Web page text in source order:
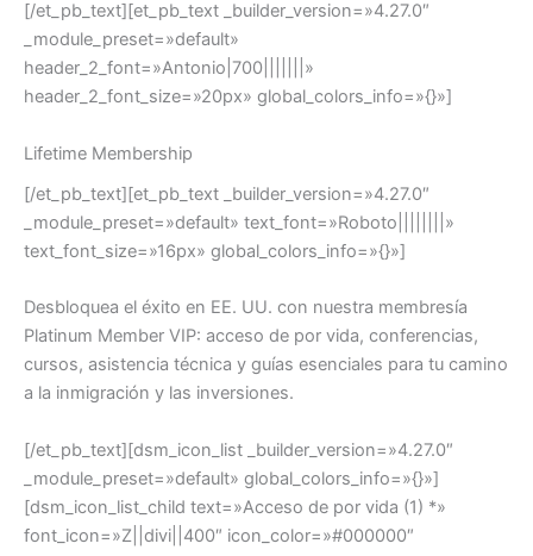
[/et_pb_text][et_pb_text _builder_version=»4.27.0″
_module_preset=»default»
header_2_font=»Antonio|700|||||||»
header_2_font_size=»20px» global_colors_info=»{}»]
Lifetime Membership
[/et_pb_text][et_pb_text _builder_version=»4.27.0″
_module_preset=»default» text_font=»Roboto||||||||»
text_font_size=»16px» global_colors_info=»{}»]
Desbloquea el éxito en EE. UU. con nuestra membresía
Platinum Member VIP: acceso de por vida, conferencias,
cursos, asistencia técnica y guías esenciales para tu camino
a la inmigración y las inversiones.
[/et_pb_text][dsm_icon_list _builder_version=»4.27.0″
_module_preset=»default» global_colors_info=»{}»]
[dsm_icon_list_child text=»Acceso de por vida (1) *»
font_icon=»Z||divi||400″ icon_color=»#000000″